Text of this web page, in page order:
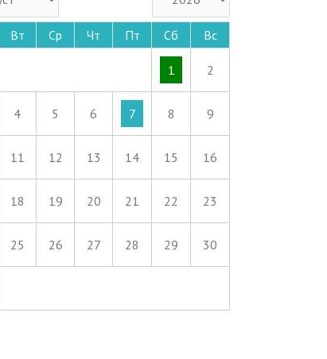
Вт Ср Чт Пт Сб Вс
1 2
4 5 6 7 8 9
11 12 13 14 15 16
18 19 20 21 22 23
25 26 27 28 29 30